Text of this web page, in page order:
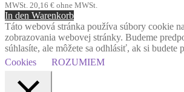
MWSt. 20,16 € ohne MWSt.
In den Warenkorb
Táto webová stránka používa súbory cookie
zobrazovania webovej stránky. Budeme
súhlasíte, ale môžete sa odhlásiť, ak si budete
Cookies
ROZUMIEM